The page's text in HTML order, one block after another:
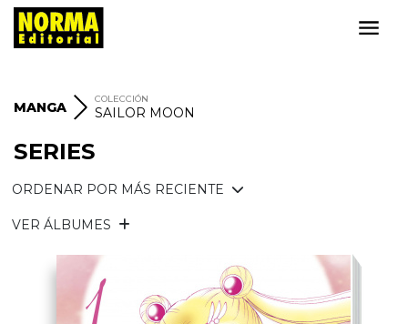
MANGA
COLECCIÓN
SAILOR MOON
SERIES
ORDENAR POR MÁS RECIENTE
VER ÁLBUMES